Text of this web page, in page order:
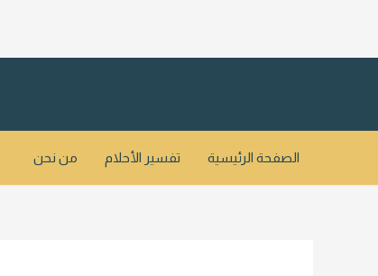
الصفحة الرئيسية تفسير الأحلام من نحن